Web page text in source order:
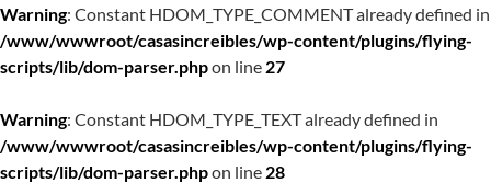
Warning: Constant HDOM_TYPE_COMMENT already defined in
/www/wwwroot/casasincreibles/wp-content/plugins/flying-
scripts/lib/dom-parser.phpon line 27
Warning: Constant HDOM_TYPE_TEXT already defined in
/www/wwwroot/casasincreibles/wp-content/plugins/flying-
scripts/lib/dom-parser.phpon line 28